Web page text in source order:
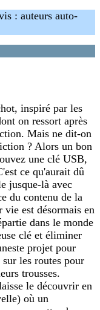
: auteurs auto-
inspiré par les
on ressort après
Mais ne dit-on
? Alors un bon
une clé USB,
ce qu'aurait dû
jusque-là avec
du contenu de la
est désormais en
dans le monde
clé et éliminer
projet pour
les routes pour
trousses.
le découvrir en
où un